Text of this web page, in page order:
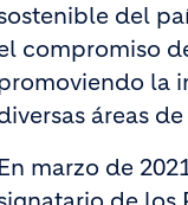
del
compromiso
la
áreas
marzo de